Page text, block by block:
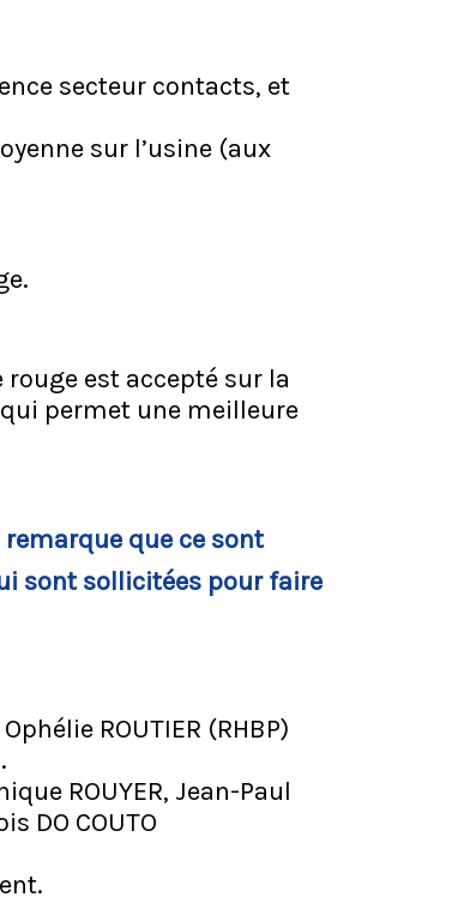
secteur contacts, et
sur l’usine (aux
rouge est accepté sur la
permet une meilleure
remarque que ce sont
sont sollicitées pour faire
ROUTIER (RHBP)
ROUYER, Jean-Paul
DO COUTO